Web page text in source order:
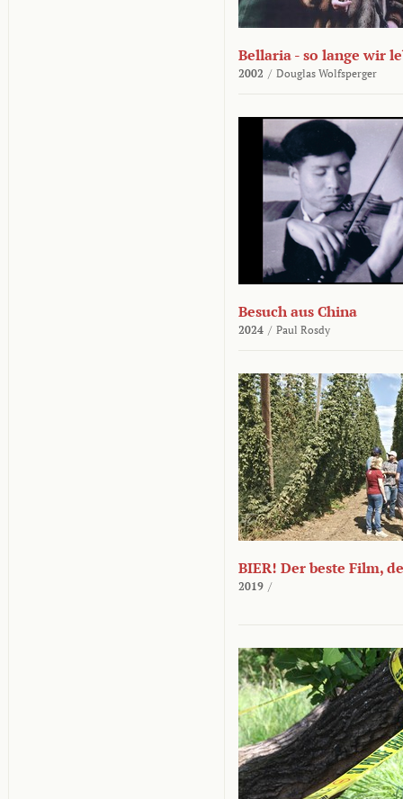
Bellaria - so lange wir
2002 / Douglas Wolfsperger
Besuch aus China
2024 / Paul Rosdy
BIER! Der beste Film,
2019 /